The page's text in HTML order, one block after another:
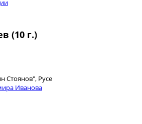
(10 г.)
Стоянов", Русе
Иванова